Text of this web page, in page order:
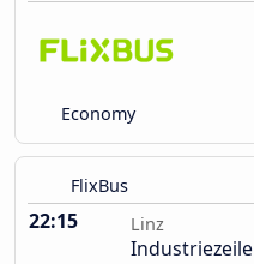
Economy
FlixBus
22:15 Linz
Industriezeile